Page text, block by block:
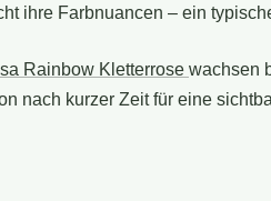
ihre Farbnuancen – ein
Rainbow Kletterrose wachsen
nach kurzer Zeit für eine